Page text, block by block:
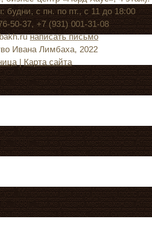
будни, с пн. по пт., с 11 до 18:00
50-37, +7 (931) 001-31-08
написать письмо
Ивана Лимбаха, 2022
| Карта сайта